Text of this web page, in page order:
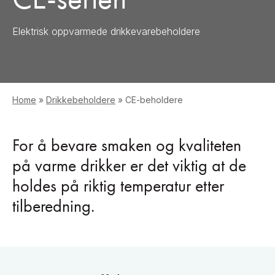
Home » Drikkebeholdere » CE-beholdere
Elektrisk oppvarmede drikkevarebeholdere
For å bevare smaken og kvaliteten
på varme drikker er det viktig at de
holdes på riktig temperatur etter
tilberedning.